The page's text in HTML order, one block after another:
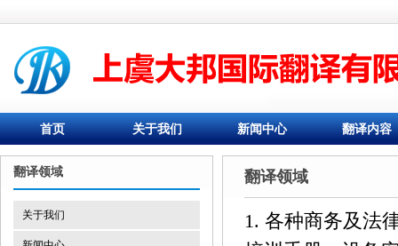
首页 关于我们 新闻中心 翻译内容
翻译领域
关于我们
翻译领域
1. 各种商务及法